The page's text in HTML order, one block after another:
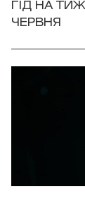
ГІД НА
ЧЕРВНЯ